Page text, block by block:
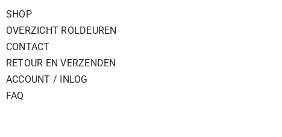
SHOP
OVERZICHT ROLDEUREN
CONTACT
RETOUR EN VERZENDEN
ACCOUNT / INLOG
FAQ